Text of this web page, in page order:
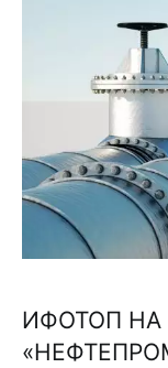
ИФОТОП